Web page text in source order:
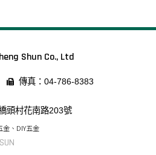
Shun Co., Ltd
傳真：04-786-8383
頭村花南路203號
、DIY五金